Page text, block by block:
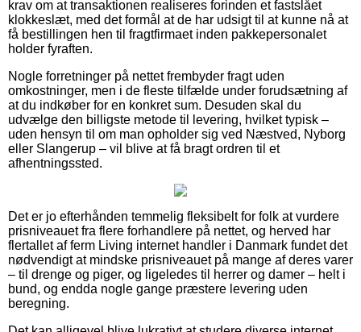
krav om at transaktionen realiseres forinden et fastslået
klokkeslæt, med det formål at de har udsigt til at kunne nå at
få bestillingen hen til fragtfirmaet inden pakkepersonalet
holder fyraften.
Nogle forretninger på nettet frembyder fragt uden
omkostninger, men i de fleste tilfælde under forudsætning af
at du indkøber for en konkret sum. Desuden skal du
udvælge den billigste metode til levering, hvilket typisk –
uden hensyn til om man opholder sig ved Næstved, Nyborg
eller Slangerup – vil blive at få bragt ordren til et
afhentningssted.
Det er jo efterhånden temmelig fleksibelt for folk at vurdere
prisniveauet fra flere forhandlere på nettet, og herved har
flertallet af ferm Living internet handler i Danmark fundet det
nødvendigt at mindske prisniveauet på mange af deres varer
– til drenge og piger, og ligeledes til herrer og damer – helt i
bund, og endda nogle gange præstere levering uden
beregning.